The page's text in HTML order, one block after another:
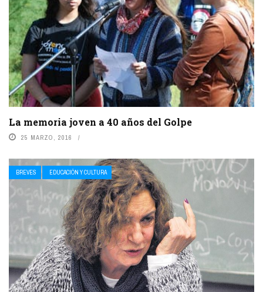
La memoria joven a 40 años del Golpe
25 MARZO, 2016
BREVES EDUCACIÓN Y CULTURA